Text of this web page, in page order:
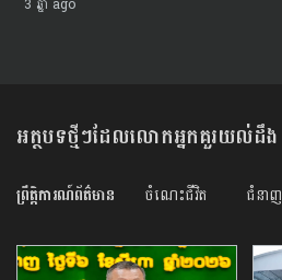
អត្ថបទថ្មីៗដែលលោកអ្នកគួរយល់ដឹង
ព្រឹត្តិការណ៍ព័ត៌មាន ចំណេះជីវិត ជំនាញ